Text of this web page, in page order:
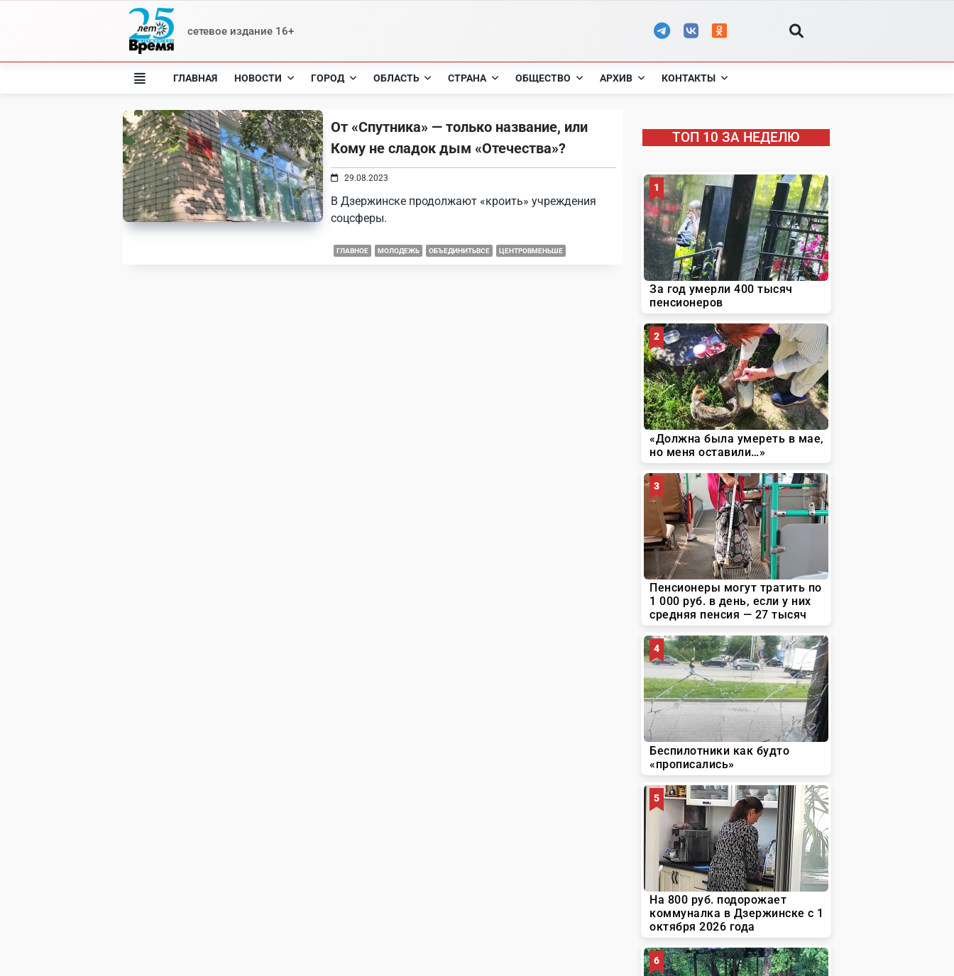
сетевое издание 16+
ГЛАВНАЯ НОВОСТИ ГОРОД ОБЛАСТЬ СТРАНА ОБЩЕСТВО АРХИВ КОНТАКТЫ
От «Спутника» — только название, или
Кому не сладок дым «Отечества»?
29.08.2023
В Дзержинске продолжают «кроить» учреждения
соцсферы.
ГЛАВНОЕ МОЛОДЕЖЬ ОБЪЕДИНИТЬВСЕ ЦЕНТРОВМЕНЬШЕ
ТОП 10 ЗА НЕДЕЛЮ